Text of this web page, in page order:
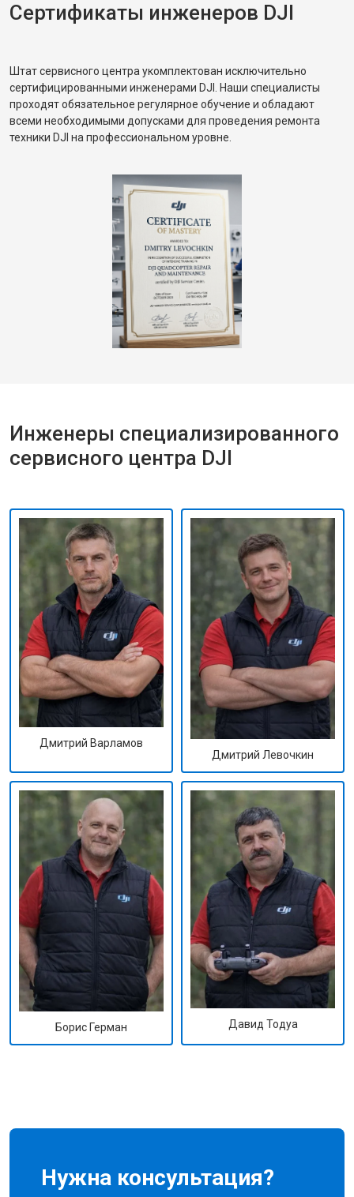
Сертификаты инженеров DJI
Штат сервисного центра укомплектован исключительно
сертифицированными инженерами DJI. Наши специалисты
проходят обязательное регулярное обучение и обладают
всеми необходимыми допусками для проведения ремонта
техники DJI на профессиональном уровне.
Инженеры специализированного
сервисного центра DJI
Дмитрий Варламов
Дмитрий Левочкин
Борис Герман Давид Тодуа
Нужна консультация?